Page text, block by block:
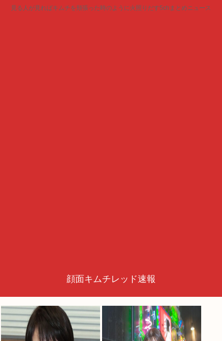
見る人が見ればキムチを頬張った時のように火照りだす5chまとめニュース
顔面キムチレッド速報